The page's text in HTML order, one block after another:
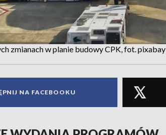
zmianach w planie budowy CPK, fot. pixabay
NA FACEBOOKU